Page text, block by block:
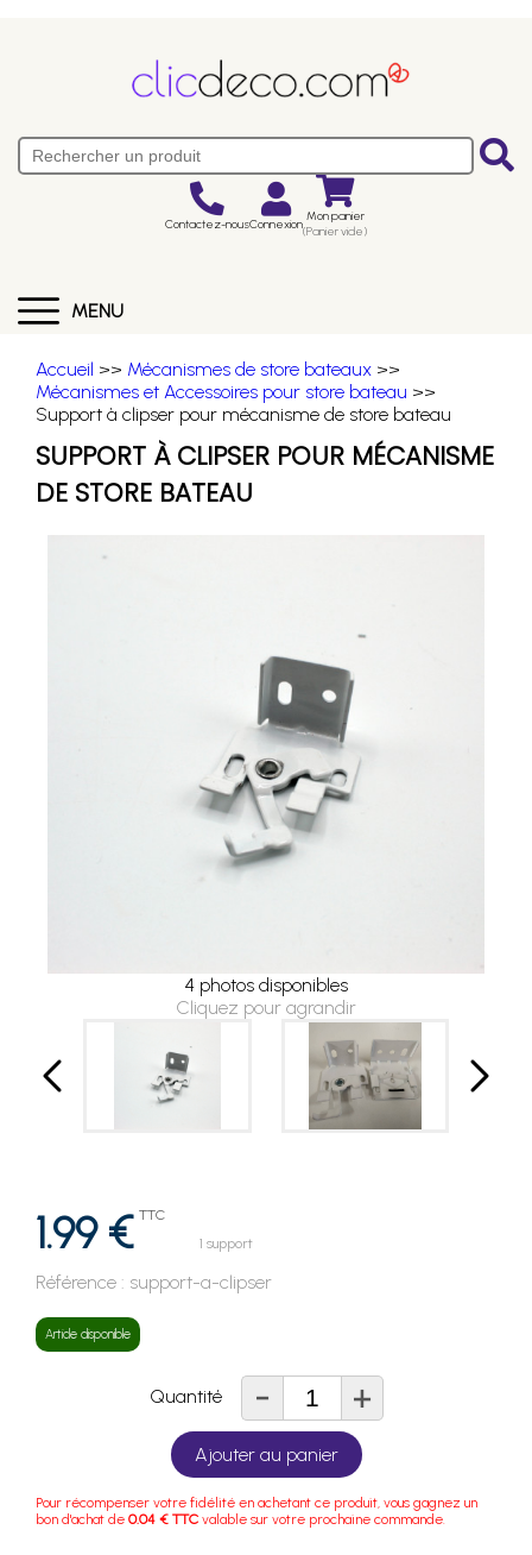
Contactez-nousConnexion Mon panier
(Panier vide)
MENU
Accueil >> Mécanismes de store bateaux >>
Mécanismes et Accessoires pour store bateau >>
Support à clipser pour mécanisme de store bateau
SUPPORT À CLIPSER POUR MÉCANISME
DE STORE BATEAU
4 photos disponibles
Cliquez pour agrandir
1.99 € TTC
1 support
Référence : support-a-clipser
Article disponible
Quantité - +
Ajouter au panier
Pour récompenser votre fidélité en achetant ce produit, vous gagnez un
bon d'achat de 0.04 € TTC valable sur votre prochaine commande.